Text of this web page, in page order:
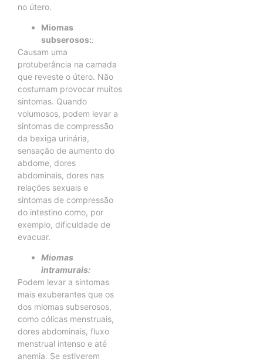
no útero.
Miomas
subserosos::
Causam uma
protuberância na camada
que reveste o útero. Não
costumam provocar muitos
sintomas. Quando
volumosos, podem levar a
sintomas de compressão
da bexiga urinária,
sensação de aumento do
abdome, dores
abdominais, dores nas
relações sexuais e
sintomas de compressão
do intestino como, por
exemplo, dificuldade de
evacuar.
Miomas
intramurais:
Podem levar a sintomas
mais exuberantes que os
dos miomas subserosos,
como cólicas menstruais,
dores abdominais, fluxo
menstrual intenso e até
anemia. Se estiverem